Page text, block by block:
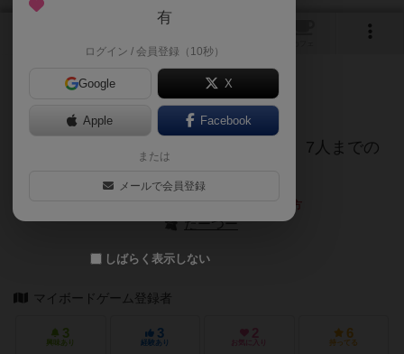
ペルガメムノンの拡張セットです。
ゲルマン人とマケドニア人が追加され、7人までの
上記文章の執筆にご協力くださった方
だーつー
マイボードゲーム登録者
3
興味あり
3
経験あり
2
お気に入り
6
持ってる
有
ログイン / 会員登録（10秒）
Google X
Apple Facebook
または
メールで会員登録
しばらく表示しない